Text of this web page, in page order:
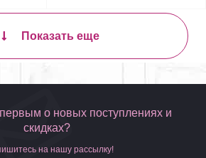
Показать еще
первым о новых поступлениях и
скидках?
на нашу рассылку!